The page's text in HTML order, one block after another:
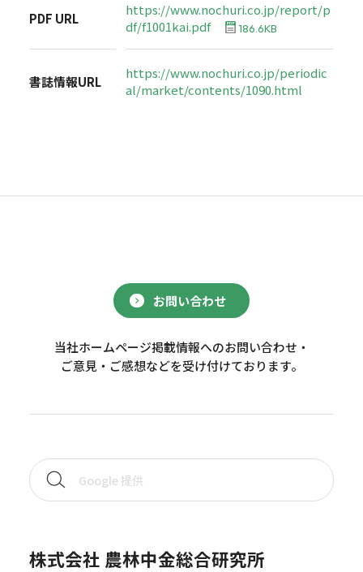
PDF URL
https://www.nochuri.co.jp/report/p
df/f1001kai.pdf
186.6KB
書誌情報URL
https://www.nochuri.co.jp/periodic
al/market/contents/1090.html
お問い合わせ
当社ホームページ掲載情報へのお問い合わせ・
ご意見・ご感想などを受け付けております。
株式会社 農林中金総合研究所